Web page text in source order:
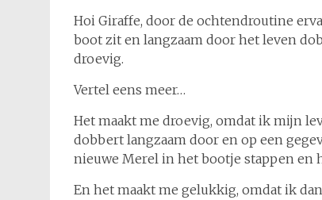
Hoi Giraffe, door de ochtendroutine
boot zit en langzaam door het leven
droevig.
Vertel eens meer…
Het maakt me droevig, omdat ik mijn
dobbert langzaam door en op een
nieuwe Merel in het bootje stappen en
En het maakt me gelukkig, omdat ik